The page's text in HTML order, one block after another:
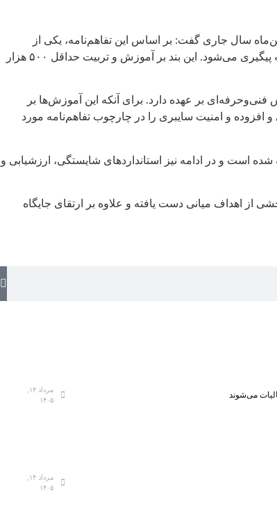
سال جاری گفت: بر اساس این تفاهم‌نامه، یکی از
تکالیف اصلی تدوین استانداردهای شایستگی، ارزشیابی و آموزش برای فناوری‌های نوظهور است که در چارچوب بند “ت” ماده ۶۶ برنامه هفتم توسعه پیگیری می‌شود. این بند بر آموزش و تربیت حداقل ۵۰۰ هزار
بر عهده دارد. برای آنکه این آموزش‌ها بر
افزوده و امنیت سایبری را در چارچوب تفاهم‌نامه مورد
است و در ادامه نیز استانداردهای شایستگی، ارزشیابی و
از اهداف میانی دست یافته و علاوه بر ارتقای جایگاه
می‌شوند
۱۴۰۵
۱۴۰۵